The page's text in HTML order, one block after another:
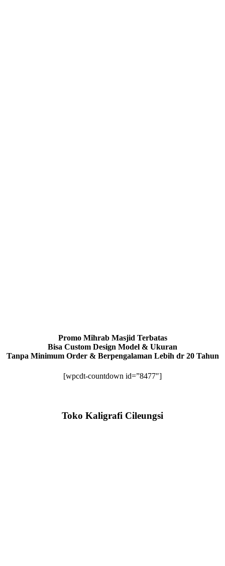
Promo Mihrab Masjid Terbatas
Bisa Custom Design Model & Ukuran
Tanpa Minimum Order & Berpengalaman Lebih dr 20 Tahun
[wpcdt-countdown id=”8477″]
Toko Kaligrafi Cileungsi